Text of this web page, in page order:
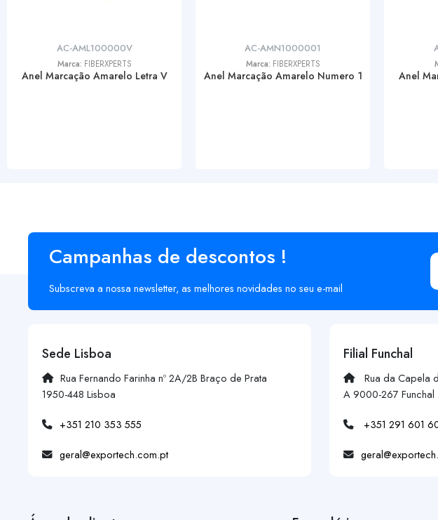
AC-AML100000V
Marca: FIBERXPERTS
Anel Marcação Amarelo Letra V
AC-AMN1000001
Marca: FIBERXPERTS
Anel Marcação Amarelo Numero 1 Anel
Campanhas de descontos !
Subscreva a nossa newsletter, as melhores novidades no seu e-mail
Sede Lisboa
Rua Fernando Farinha nº 2A/2B Braço de Prata
1950-448 Lisboa
+351 210 353 555
geral@exportech.com.pt
Filial Funchal
Rua da Capela
A 9000-267 Funchal
+351 291 601